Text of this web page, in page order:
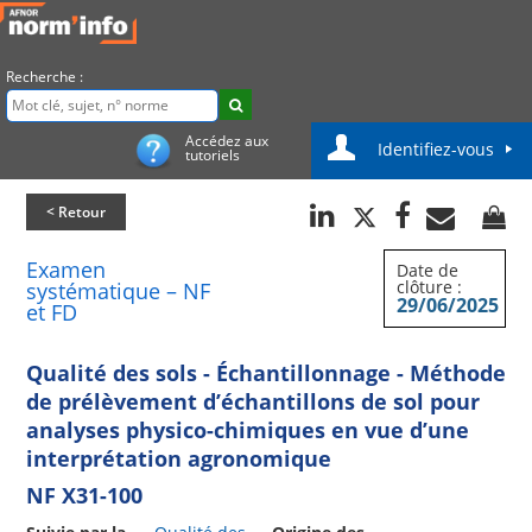
Recherche :
Accédez aux
tutoriels Identifiez-vous
< Retour
Examen
systématique – NF
et FD
Date de
clôture :
29/06/2025
Qualité des sols - Échantillonnage - Méthode
de prélèvement d’échantillons de sol pour
analyses physico-chimiques en vue d’une
interprétation agronomique
NF X31-100